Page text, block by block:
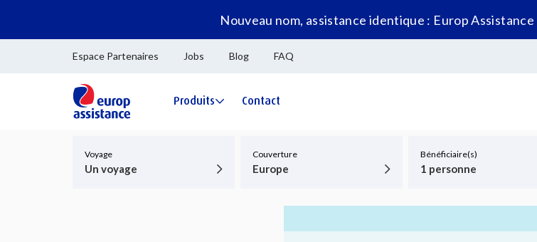
Nouveau nom, assistance identique : Europ
Espace Partenaires Jobs Blog FAQ
Produits Contact
Voyage
Un voyage
Couverture
Europe
Bénéficiaire(s)
1 personne